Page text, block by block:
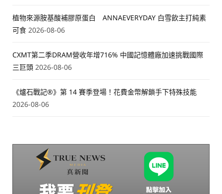
植物來源胺基酸補膠原蛋白 ANNAEVERYDAY 白雪飲主打純素
可食 2026-08-06
CXMT第二季DRAM營收年增716% 中國記憶體廠加速挑戰國際
三巨頭 2026-08-06
《爐石戰記®》第 14 賽季登場！花費金幣解鎖手下特殊技能
2026-08-06